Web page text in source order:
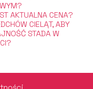
AKTUALNA CENA?
CIELĄT, ABY
STADA W